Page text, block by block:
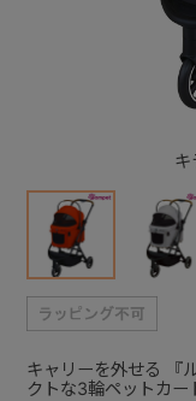
キ
キャリーを外せる 『
クトな3輪ペットカー